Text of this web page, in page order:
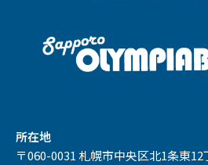
所在地
〒060-0031 札幌市中央区北1条東12